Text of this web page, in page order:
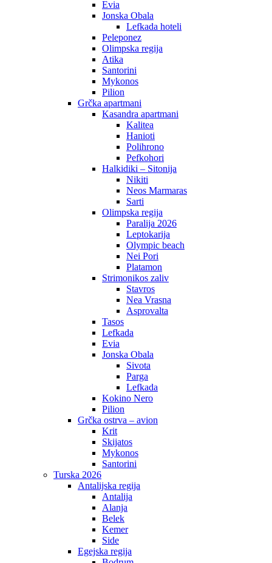
Evia
Jonska Obala
Lefkada hoteli
Peleponez
Olimpska regija
Atika
Santorini
Mykonos
Pilion
Grčka apartmani
Kasandra apartmani
Kalitea
Hanioti
Polihrono
Pefkohori
Halkidiki – Sitonija
Nikiti
Neos Marmaras
Sarti
Olimpska regija
Paralija 2026
Leptokarija
Olympic beach
Nei Pori
Platamon
Strimonikos zaliv
Stavros
Nea Vrasna
Asprovalta
Tasos
Lefkada
Evia
Jonska Obala
Sivota
Parga
Lefkada
Kokino Nero
Pilion
Grčka ostrva – avion
Krit
Skijatos
Mykonos
Santorini
Turska 2026
Antalijska regija
Antalija
Alanja
Belek
Kemer
Side
Egejska regija